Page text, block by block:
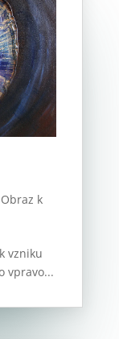
Obraz k
vzniku
vpravo...